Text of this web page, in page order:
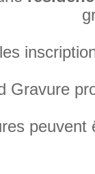
Gravure
peuvent